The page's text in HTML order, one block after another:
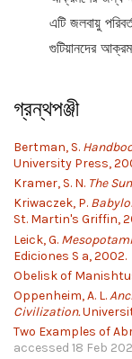
এটি জলবায়ু
গুটিয়ানদের
গ্রন্থপঞ্জী
Bertman, S.
University Press,
Kramer, S. N. The
Kriwaczek, P.
St. Martin's Griffin,
Leick, G.
Ediciones S a, 2002.
Obelisk of
Oppenheim, A. L.
Civilization.
Two Examples of
accessed 18 Feb